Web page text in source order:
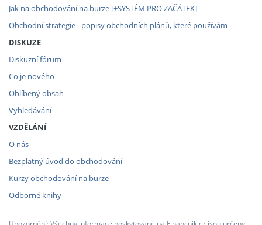
Jak na obchodování na burze [+SYSTÉM PRO ZAČÁTEK]
Obchodní strategie - popisy obchodních plánů, které používám
DISKUZE
Diskuzní fórum
Co je nového
Oblíbený obsah
Vyhledávání
VZDĚLÁNÍ
O nás
Bezplatný úvod do obchodování
Kurzy obchodování na burze
Odborné knihy